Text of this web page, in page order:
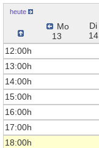
heute
Mo
13
Di
14
12:00h
13:00h
14:00h
15:00h
16:00h
17:00h
18:00h